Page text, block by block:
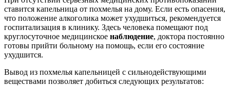
ставится капельница от похмелья на дому. Если есть опасения,
что положение алкоголика может ухудшиться, рекомендуется
госпитализация в клинику. Здесь человека помещают под
круглосуточное медицинское наблюдение, доктора постоянно
готовы прийти больному на помощь, если его состояние
ухудшится.
Вывод из похмелья капельницей с сильнодействующими
веществами позволяет добиться следующих результатов: